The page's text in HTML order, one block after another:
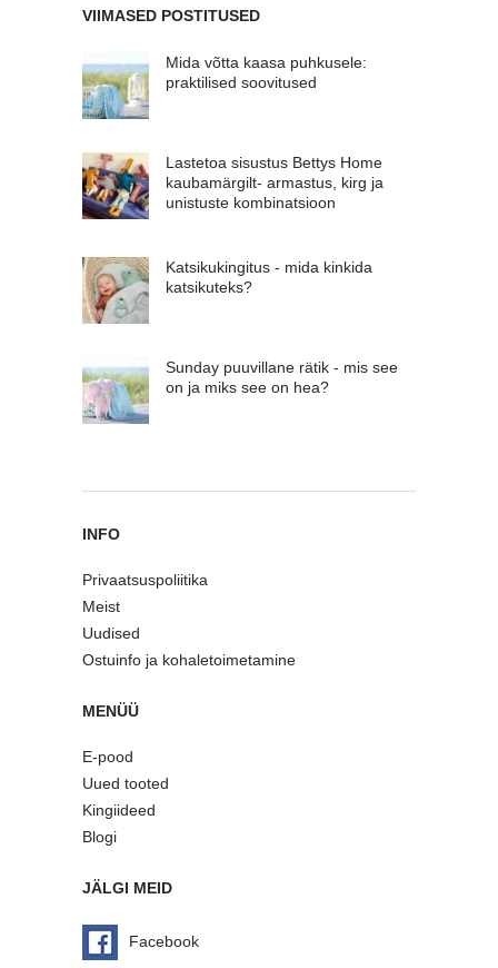
VIIMASED POSTITUSED
Mida võtta kaasa puhkusele:
praktilised soovitused
Lastetoa sisustus Bettys Home
kaubamärgilt- armastus, kirg ja
unistuste kombinatsioon
Katsikukingitus - mida kinkida
katsikuteks?
Sunday puuvillane rätik - mis see
on ja miks see on hea?
INFO
Privaatsuspoliitika
Meist
Uudised
Ostuinfo ja kohaletoimetamine
MENÜÜ
E-pood
Uued tooted
Kingiideed
Blogi
JÄLGI MEID
Facebook